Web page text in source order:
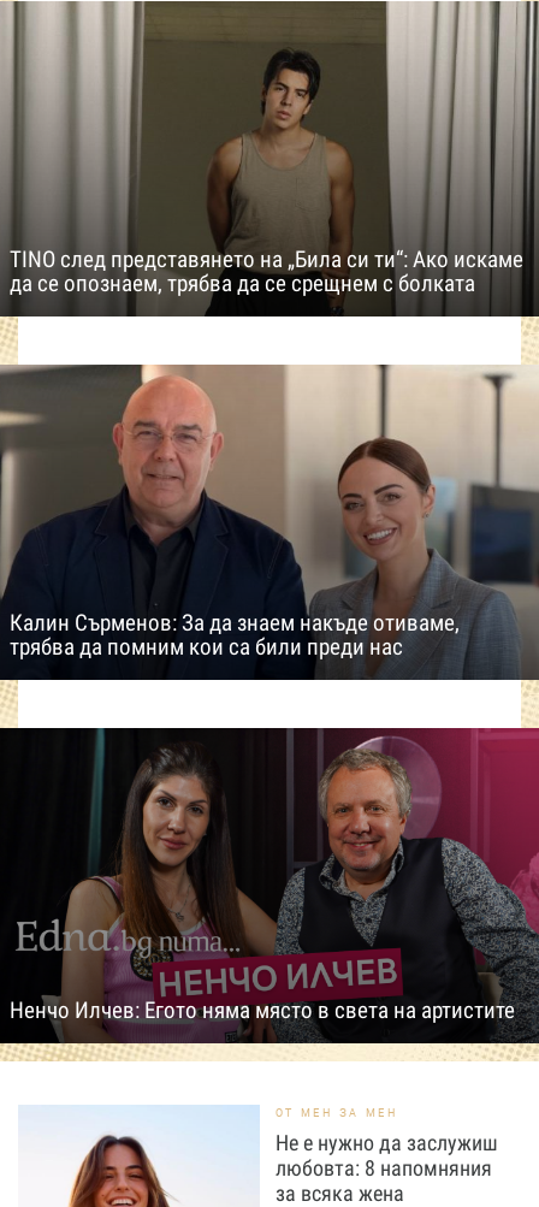
TINO след представянето на „Била си ти“: Ако искаме
да се опознаем, трябва да се срещнем с болката
Калин Сърменов: За да знаем накъде отиваме,
трябва да помним кои са били преди нас
Ненчо Илчев: Егото няма място в света на артистите
ОТ МЕН ЗА МЕН
Не е нужно да заслужиш
любовта: 8 напомняния
за всяка жена